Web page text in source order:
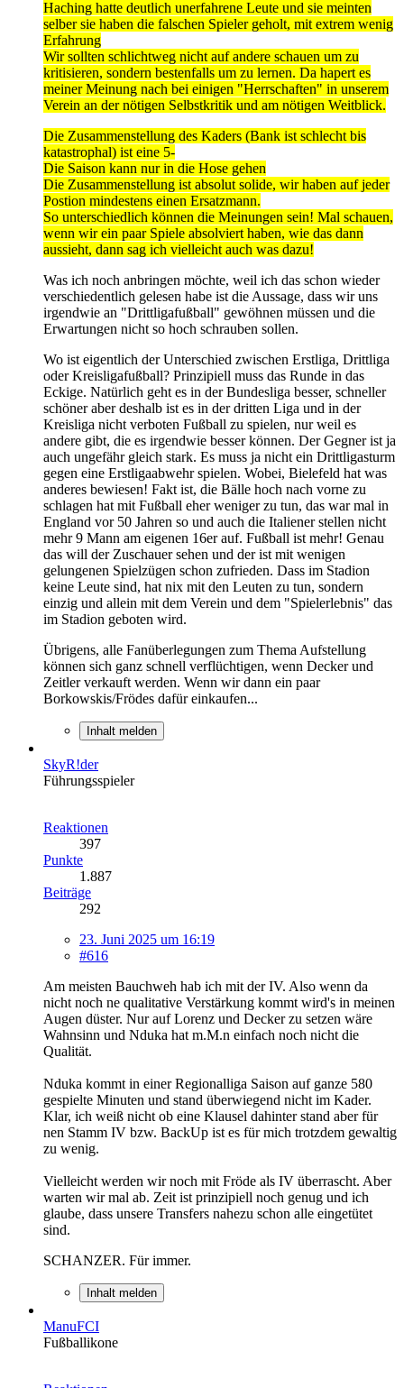
Haching hatte deutlich unerfahrene Leute und sie meinten
selber sie haben die falschen Spieler geholt, mit extrem wenig
Erfahrung
Wir sollten schlichtweg nicht auf andere schauen um zu
kritisieren, sondern bestenfalls um zu lernen. Da hapert es
meiner Meinung nach bei einigen "Herrschaften" in unserem
Verein an der nötigen Selbstkritik und am nötigen Weitblick.
Die Zusammenstellung des Kaders (Bank ist schlecht bis
katastrophal) ist eine 5-
Die Saison kann nur in die Hose gehen
Die Zusammenstellung ist absolut solide, wir haben auf jeder
Postion mindestens einen Ersatzmann.
So unterschiedlich können die Meinungen sein! Mal schauen,
wenn wir ein paar Spiele absolviert haben, wie das dann
aussieht, dann sag ich vielleicht auch was dazu!
Was ich noch anbringen möchte, weil ich das schon wieder
verschiedentlich gelesen habe ist die Aussage, dass wir uns
irgendwie an "Drittligafußball" gewöhnen müssen und die
Erwartungen nicht so hoch schrauben sollen.
Wo ist eigentlich der Unterschied zwischen Erstliga, Drittliga
oder Kreisligafußball? Prinzipiell muss das Runde in das
Eckige. Natürlich geht es in der Bundesliga besser, schneller
schöner aber deshalb ist es in der dritten Liga und in der
Kreisliga nicht verboten Fußball zu spielen, nur weil es
andere gibt, die es irgendwie besser können. Der Gegner ist ja
auch ungefähr gleich stark. Es muss ja nicht ein Drittligasturm
gegen eine Erstligaabwehr spielen. Wobei, Bielefeld hat was
anderes bewiesen! Fakt ist, die Bälle hoch nach vorne zu
schlagen hat mit Fußball eher weniger zu tun, das war mal in
England vor 50 Jahren so und auch die Italiener stellen nicht
mehr 9 Mann am eigenen 16er auf. Fußball ist mehr! Genau
das will der Zuschauer sehen und der ist mit wenigen
gelungenen Spielzügen schon zufrieden. Dass im Stadion
keine Leute sind, hat nix mit den Leuten zu tun, sondern
einzig und allein mit dem Verein und dem "Spielerlebnis" das
im Stadion geboten wird.
Übrigens, alle Fanüberlegungen zum Thema Aufstellung
können sich ganz schnell verflüchtigen, wenn Decker und
Zeitler verkauft werden. Wenn wir dann ein paar
Borkowskis/Frödes dafür einkaufen...
Inhalt melden
SkyR!der
Führungsspieler
Reaktionen
397
Punkte
1.887
Beiträge
292
23. Juni 2025 um 16:19
#616
Am meisten Bauchweh hab ich mit der IV. Also wenn da
nicht noch ne qualitative Verstärkung kommt wird's in meinen
Augen düster. Nur auf Lorenz und Decker zu setzen wäre
Wahnsinn und Nduka hat m.M.n einfach noch nicht die
Qualität.
Nduka kommt in einer Regionalliga Saison auf ganze 580
gespielte Minuten und stand überwiegend nicht im Kader.
Klar, ich weiß nicht ob eine Klausel dahinter stand aber für
nen Stamm IV bzw. BackUp ist es für mich trotzdem gewaltig
zu wenig.
Vielleicht werden wir noch mit Fröde als IV überrascht. Aber
warten wir mal ab. Zeit ist prinzipiell noch genug und ich
glaube, dass unsere Transfers nahezu schon alle eingetütet
sind.
SCHANZER. Für immer.
Inhalt melden
ManuFCI
Fußballikone